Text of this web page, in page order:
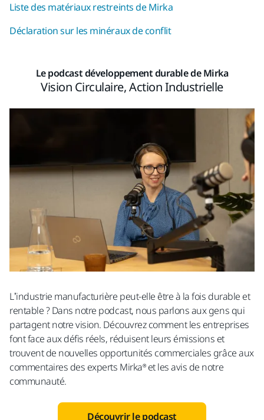
Liste des matériaux restreints de Mirka
Déclaration sur les minéraux de conflit
Le podcast développement durable de Mirka
Vision Circulaire, Action Industrielle
L’industrie manufacturière peut-elle être à la fois durable et
rentable ? Dans notre podcast, nous parlons aux gens qui
partagent notre vision. Découvrez comment les entreprises
font face aux défis réels, réduisent leurs émissions et
trouvent de nouvelles opportunités commerciales grâce aux
commentaires des experts Mirka® et les avis de notre
communauté.
Découvrir le podcast